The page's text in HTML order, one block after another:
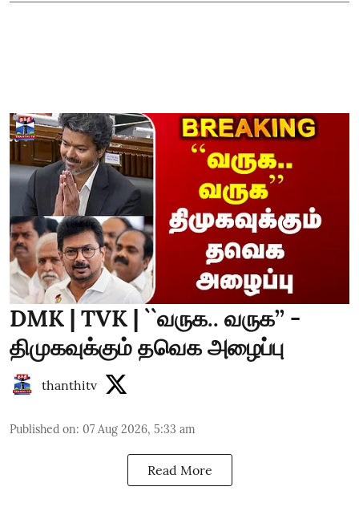
DMK | TVK | ``வருக.. வருக’’ -
திமுகவுக்கும் தவெக அழைப்பு
thanthitv
Published on: 07 Aug 2026, 5:33 am
Read More